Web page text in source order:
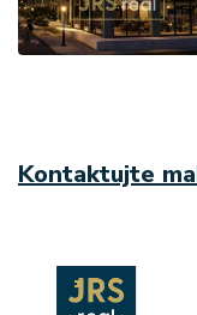
Kontaktujte